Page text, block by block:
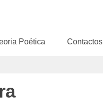
Poética Contactos